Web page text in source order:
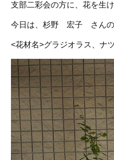
支部二彩会の方に、花を生
今日は、杉野 宏子 さんの
<花材名>グラジオラス、ナ